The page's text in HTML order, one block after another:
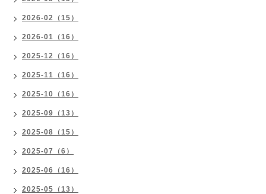
2026-02（15）
2026-01（16）
2025-12（16）
2025-11（16）
2025-10（16）
2025-09（13）
2025-08（15）
2025-07（6）
2025-06（16）
2025-05（13）